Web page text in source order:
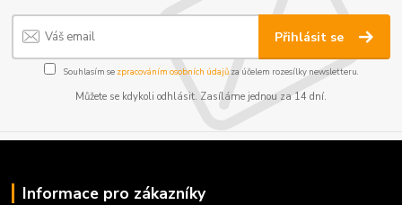
Přihlásit se
Souhlasím se zpracováním osobních údajůza účelem rozesílky newsletteru.
Můžete se kdykoli odhlásit. Zasíláme jednou za 14 dní.
Informace pro zákazníky